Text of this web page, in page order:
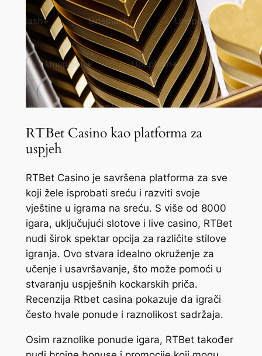
RTBet Casino kao platforma za
uspjeh
RTBet Casino je savršena platforma za sve
koji žele isprobati sreću i razviti svoje
vještine u igrama na sreću. S više od 8000
igara, uključujući slotove i live casino, RTBet
nudi širok spektar opcija za različite stilove
igranja. Ovo stvara idealno okruženje za
učenje i usavršavanje, što može pomoći u
stvaranju uspješnih kockarskih priča.
Recenzija Rtbet casina pokazuje da igrači
često hvale ponude i raznolikost sadržaja.
Osim raznolike ponude igara, RTBet također